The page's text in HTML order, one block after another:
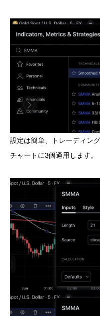
設定は簡単、トレーディン
チャートに3個適用します。